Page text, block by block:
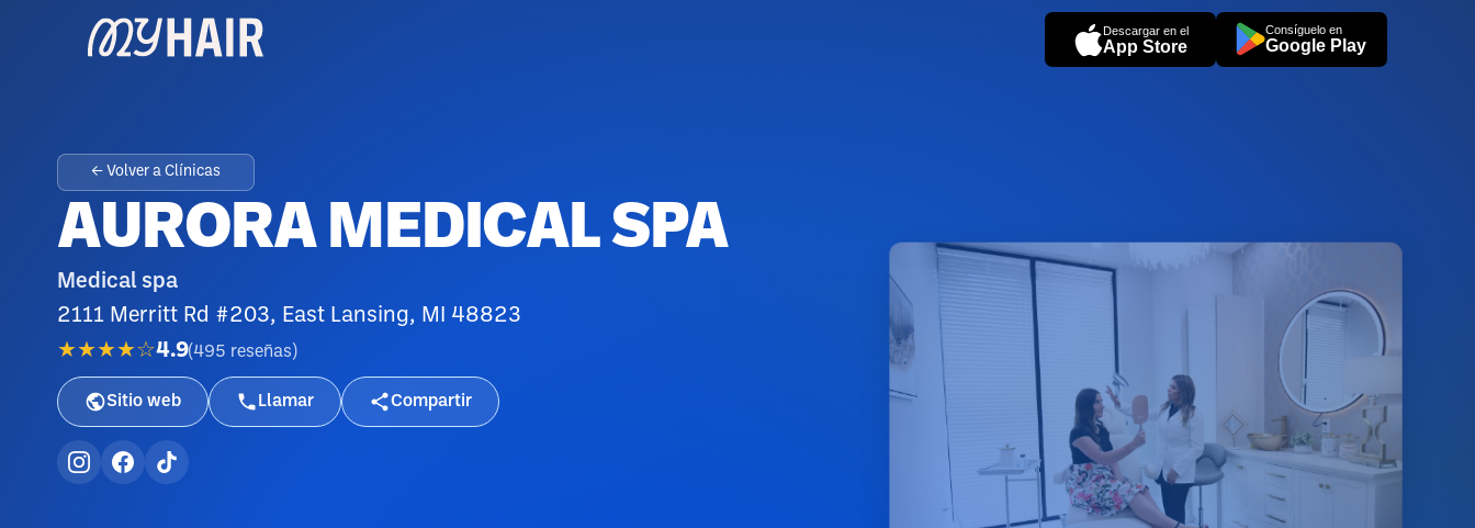
Descargar en el
App Store
Consíguelo en
Google Play
← Volver a Clínicas
AURORA MEDICAL SPA
Medical spa
2111 Merritt Rd #203, East Lansing, MI 48823
★★★★☆4.9(495 reseñas )
Sitio web Llamar Compartir